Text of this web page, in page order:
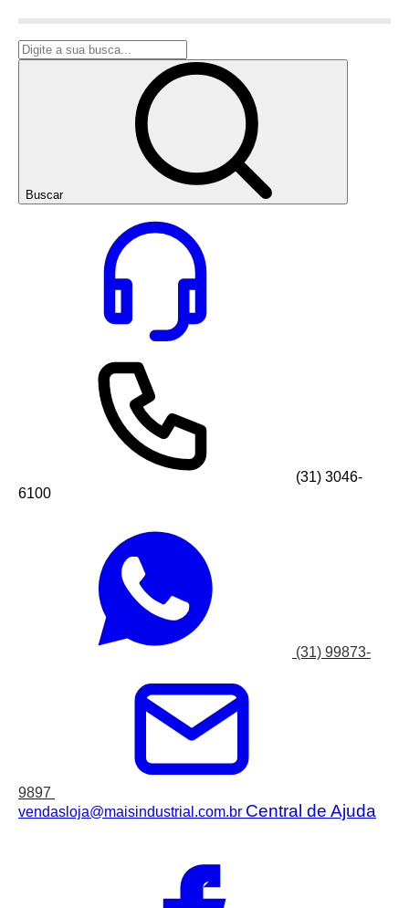
Buscar
(31) 3046-
6100
(31) 99873-
9897
vendasloja@maisindustrial.com.br Central de Ajuda